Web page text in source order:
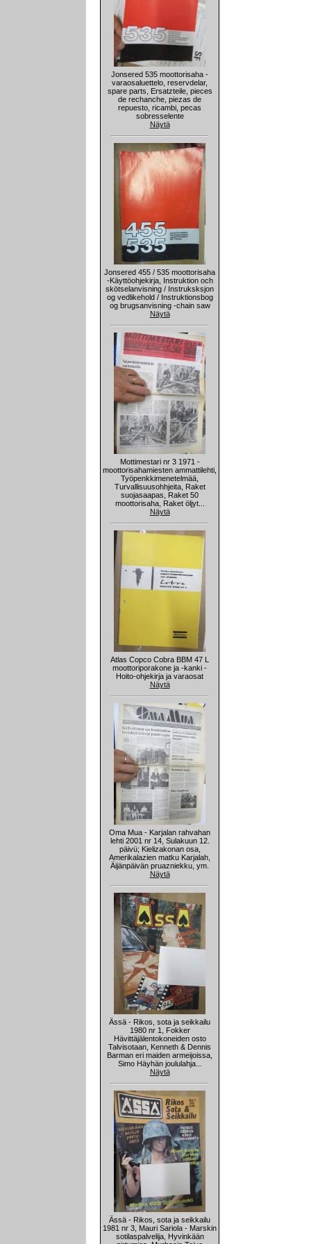
Jonsered 535 moottorisaha -
varaosaluettelo, reservdelar,
spare parts, Ersatzteile, pieces
de rechanche, piezas de
repuesto, ricambi, pecas
sobresselente
Näytä
Jonsered 455 / 535 moottorisaha
-Käyttöohjekirja, Instruktion och
skötselanvisning / Instruksksjon
og vedlikehold / Instruktionsbog
og brugsanvisning -chain saw
Näytä
Mottimestari nr 3 1971 -
moottorisahamiesten ammattilehti,
Työpenkkimenetelmää,
Turvallisuusohhjeita, Raket
suojasaapas, Raket 50
moottorisaha, Raket öljyt...
Näytä
Atlas Copco Cobra BBM 47 L
moottoriporakone ja -kanki -
Hoito-ohjekirja ja varaosat
Näytä
Oma Mua - Karjalan rahvahan
lehti 2001 nr 14, Sulakuun 12.
päivü; Kielizakonan osa,
Amerikalazien matku Karjalah,
Äijänpäivän pruazniekku, ym.
Näytä
Ässä - Rikos, sota ja seikkailu
1980 nr 1, Fokker
Hävittäjälentokoneiden osto
Talvisotaan, Kenneth & Dennis
Barman eri maiden armeijoissa,
Simo Häyhän joululahja...
Näytä
Ässä - Rikos, sota ja seikkailu
1981 nr 3, Mauri Sariola - Marskin
sotilaspalvelija, Hyvinkään